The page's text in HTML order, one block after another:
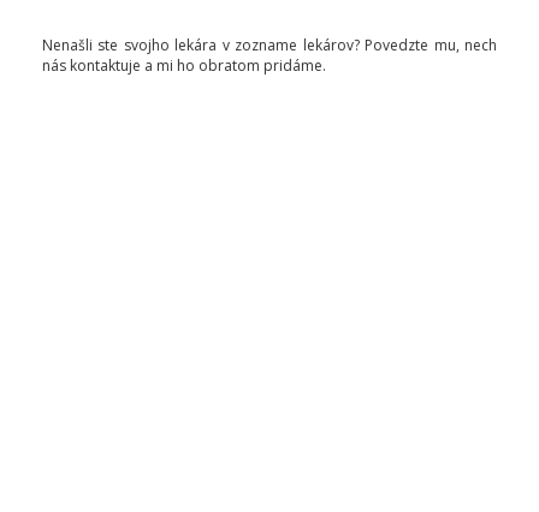
Nenašli ste svojho lekára v zozname lekárov? Povedzte mu, nech
nás kontaktuje a mi ho obratom pridáme.